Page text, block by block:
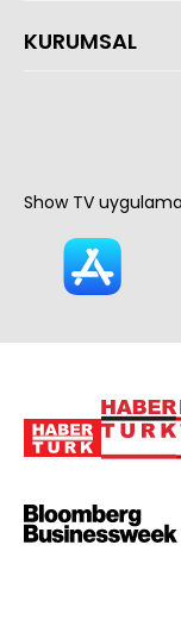
KURUMSAL
Show TV